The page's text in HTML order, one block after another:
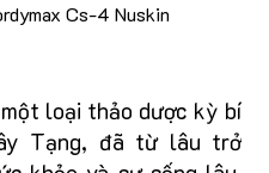
Cs-4 Nuskin
loại thảo dược kỳ bí
Tạng, đã từ lâu trở